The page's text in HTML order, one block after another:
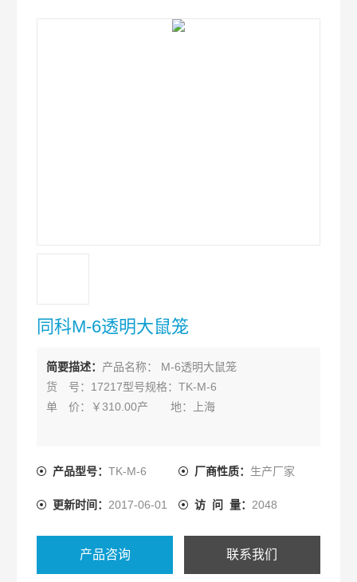
同科M-6透明大鼠笼
简要描述： 产品名称： M-6透明大鼠笼
货 号：17217型号规格：TK-M-6
单 价：￥310.00产 地：上海
产品型号：TK-M-6 厂商性质： 生产厂家
更新时间： 2017-06-01 访 问 量： 2048
产品咨询 联系我们